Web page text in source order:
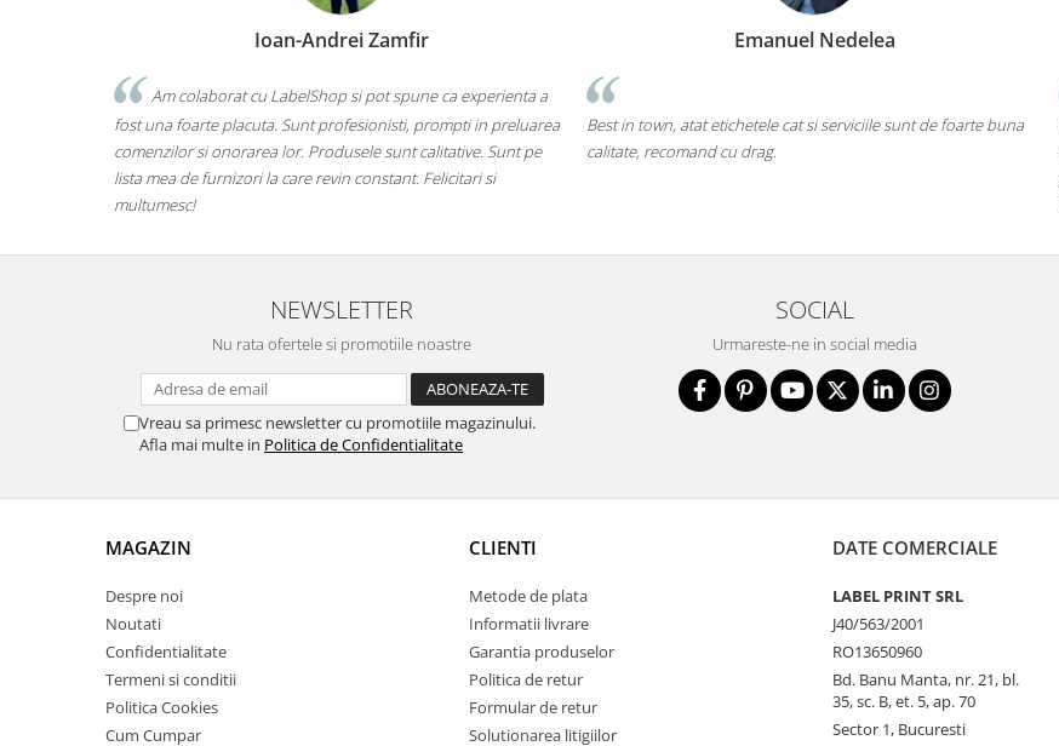
Ioan-Andrei Zamfir
Am colaborat cu LabelShop si pot spune ca experienta a
fost una foarte placuta. Sunt profesionisti, prompti in preluarea
comenzilor si onorarea lor. Produsele sunt calitative. Sunt pe
lista mea de furnizori la care revin constant. Felicitari si
multumesc!
Emanuel Nedelea
Best in town, atat etichetele cat si serviciile sunt de foarte buna
calitate, recomand cu drag.
NEWSLETTER
Nu rata ofertele si promotiile noastre
Vreau sa primesc newsletter cu promotiile magazinului.
Afla mai multe in Politica de Confidentialitate
SOCIAL
Urmareste-ne in social media
MAGAZIN
Despre noi
Noutati
Confidentialitate
Termeni si conditii
Politica Cookies
Cum Cumpar
CLIENTI
Metode de plata
Informatii livrare
Garantia produselor
Politica de retur
Formular de retur
Solutionarea litigiilor
DATE COMERCIALE
LABEL PRINT SRL
J40/563/2001
RO13650960
Bd. Banu Manta, nr. 21, bl.
35, sc. B, et. 5, ap. 70
Sector 1, Bucuresti